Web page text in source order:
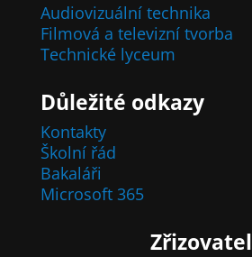
Audiovizuální technika
Filmová a televizní tvorba
Technické lyceum
Důležité odkazy
Kontakty
Školní řád
Bakaláři
Microsoft 365
Zřizovatel